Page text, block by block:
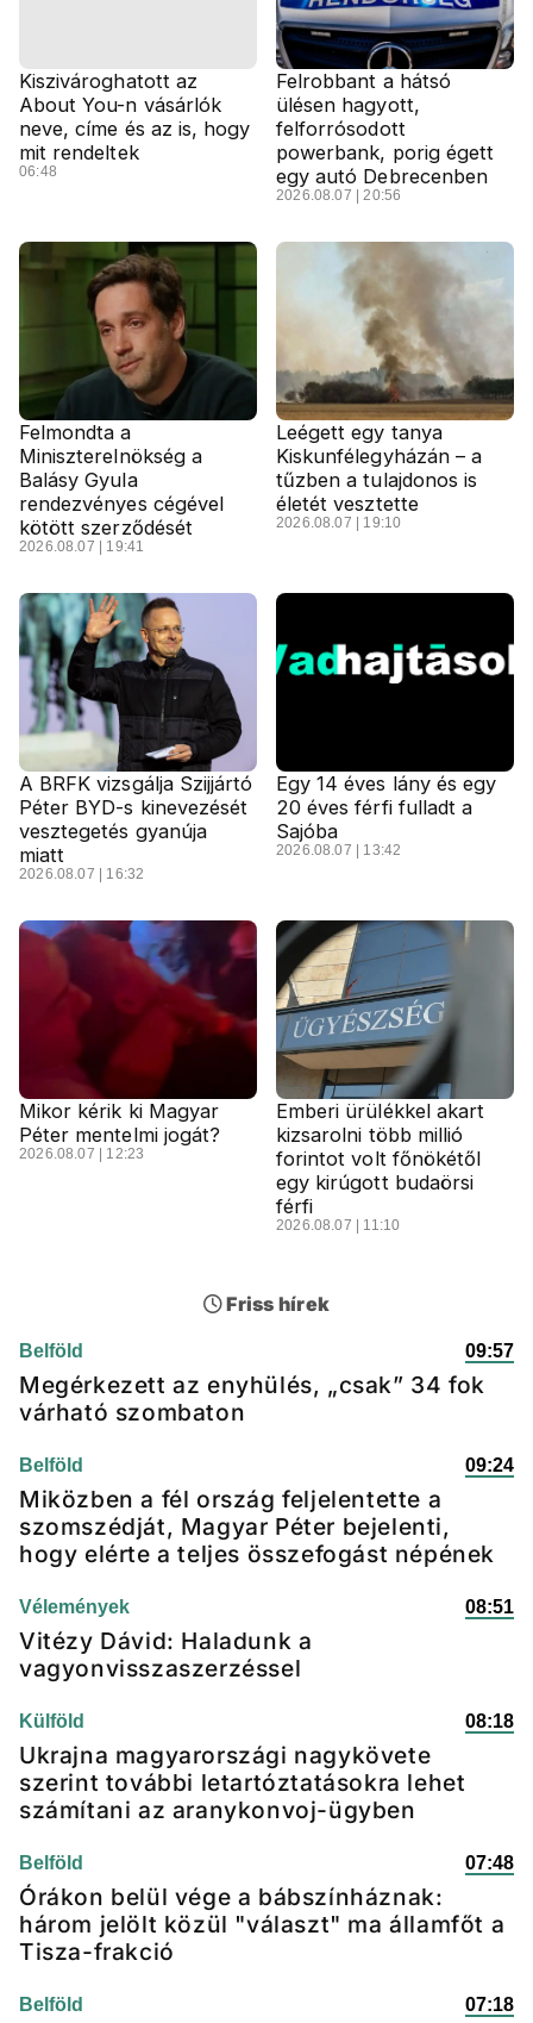
Kiszivároghatott az
About You-n vásárlók
neve, címe és az is, hogy
mit rendeltek
06:48
Felrobbant a hátsó
ülésen hagyott,
felforrósodott
powerbank, porig égett
egy autó Debrecenben
2026.08.07 | 20:56
Felmondta a
Miniszterelnökség a
Balásy Gyula
rendezvényes cégével
kötött szerződését
2026.08.07 | 19:41
Leégett egy tanya
Kiskunfélegyházán – a
tűzben a tulajdonos is
életét vesztette
2026.08.07 | 19:10
A BRFK vizsgálja Szijjártó
Péter BYD-s kinevezését
vesztegetés gyanúja
miatt
2026.08.07 | 16:32
Egy 14 éves lány és egy
20 éves férfi fulladt a
Sajóba
2026.08.07 | 13:42
Mikor kérik ki Magyar
Péter mentelmi jogát?
2026.08.07 | 12:23
Emberi ürülékkel akart
kizsarolni több millió
forintot volt főnökétől
egy kirúgott budaörsi
férfi
2026.08.07 | 11:10
Friss hírek
Belföld 09:57
Megérkezett az enyhülés, „csak” 34 fok
várható szombaton
Belföld 09:24
Miközben a fél ország feljelentette a
szomszédját, Magyar Péter bejelenti,
hogy elérte a teljes összefogást népének
Vélemények 08:51
Vitézy Dávid: Haladunk a
vagyonvisszaszerzéssel
Külföld 08:18
Ukrajna magyarországi nagykövete
szerint további letartóztatásokra lehet
számítani az aranykonvoj-ügyben
Belföld 07:48
Órákon belül vége a bábszínháznak:
három jelölt közül "választ" ma államfőt a
Tisza-frakció
Belföld 07:18